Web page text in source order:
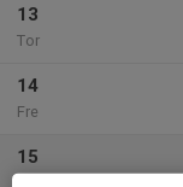
13
Tor
14
Fre
15